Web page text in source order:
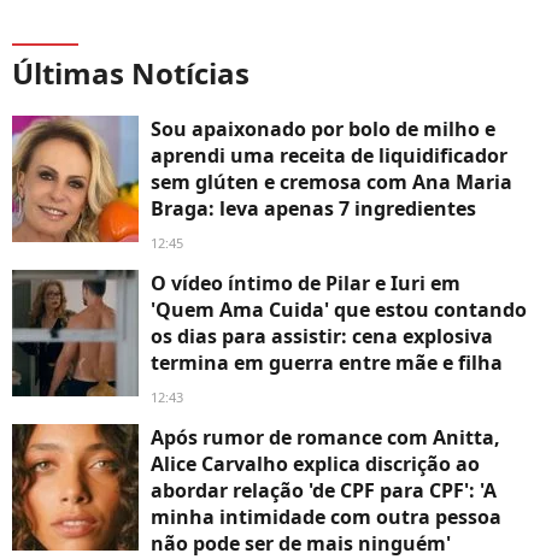
Últimas Notícias
Sou apaixonado por bolo de milho e
aprendi uma receita de liquidificador
sem glúten e cremosa com Ana Maria
Braga: leva apenas 7 ingredientes
12:45
O vídeo íntimo de Pilar e Iuri em
'Quem Ama Cuida' que estou contando
os dias para assistir: cena explosiva
termina em guerra entre mãe e filha
12:43
Após rumor de romance com Anitta,
Alice Carvalho explica discrição ao
abordar relação 'de CPF para CPF': 'A
minha intimidade com outra pessoa
não pode ser de mais ninguém'